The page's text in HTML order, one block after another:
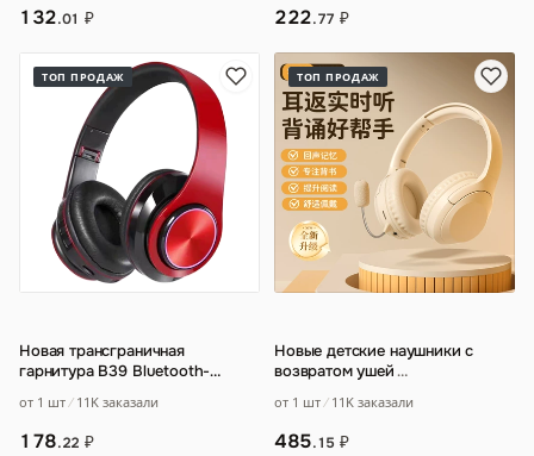
132.01 ₽ 222.77 ₽
ТОП ПРОДАЖ
Новая трансграничная
гарнитура B39 Bluetooth-
сабвуфер гарнитура скл
от 1 шт 11K заказали
178.22 ₽
ТОП ПРОДАЖ
Новые детские наушники с
возвратом ушей…
от 1 шт 11K заказали
485.15 ₽